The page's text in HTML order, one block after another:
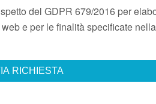
del GDPR 679/2016 per
e per le finalità specificate